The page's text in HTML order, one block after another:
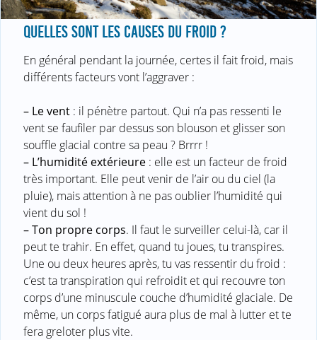
QUELLES SONT LES CAUSES DU FROID ?
En général pendant la journée, certes il fait froid, mais
différents facteurs vont l’aggraver :
– Le vent : il pénètre partout. Qui n’a pas ressenti le
vent se faufiler par dessus son blouson et glisser son
souffle glacial contre sa peau ? Brrrr !
– L’humidité extérieure : elle est un facteur de froid
très important. Elle peut venir de l’air ou du ciel (la
pluie), mais attention à ne pas oublier l’humidité qui
vient du sol !
–Ton propre corps. Il faut le surveiller celui-là, car il
peut te trahir. En effet, quand tu joues, tu transpires.
Une ou deux heures après, tu vas ressentir du froid :
c’est ta transpiration qui refroidit et qui recouvre ton
corps d’une minuscule couche d’humidité glaciale. De
même, un corps fatigué aura plus de mal à lutter et te
fera greloter plus vite.